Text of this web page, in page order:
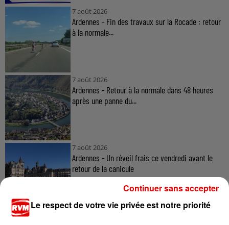
7 août 2026
Ardennes - Fin des travaux sur la Rocade : retour
à la normale...
7 août 2026
Ardennes - Retour à la normale dans 48 heures
après une panne du...
7 août 2026
Ardennes - Un réveil frais ce vendredi avant le
retour de la canicule
Le respect de votre vie privée est notre priorité
Continuer sans accepter